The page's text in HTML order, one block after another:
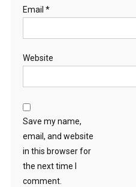
Email *
Website
Save my name,
email, and website
in this browser for
the next time I
comment.